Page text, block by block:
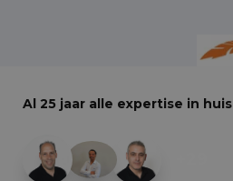
Al 25 jaar alle expertise in huis